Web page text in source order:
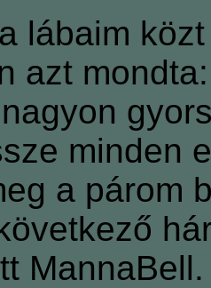
lábaim
azt
minden
a párom
MannaBell.